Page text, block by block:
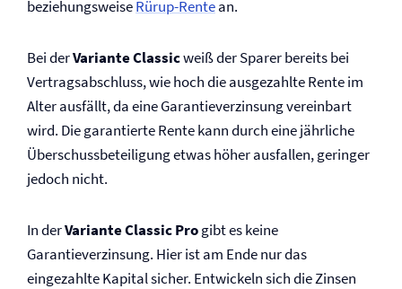
beziehungsweiseRürup-Rentean.
Bei derVariante Classicweiß der Sparer bereits bei
Vertragsabschluss, wie hoch die ausgezahlte Rente im
Alter ausfällt, da eine Garantieverzinsung vereinbart
wird. Die garantierte Rente kann durch eine jährliche
Überschussbeteiligung etwas höher ausfallen, geringer
jedoch nicht.
In derVariante Classic Progibt es keine
Garantieverzinsung. Hier ist am Ende nur das
eingezahlte Kapital sicher. Entwickeln sich die Zinsen